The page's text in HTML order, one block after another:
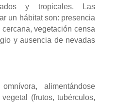
y tropicales. Las
un hábitat son: presencia
vegetación censa
y ausencia de nevadas
alimentándose
(frutos, tubérculos,